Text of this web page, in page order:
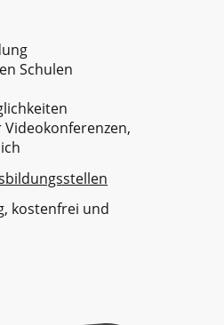
Schulen
Videokonferenzen,
kostenfrei und